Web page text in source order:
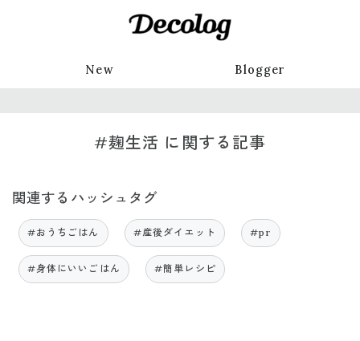
New Blogger
#麹生活 に関する記事
関連するハッシュタグ
#おうちごはん #産後ダイエット #pr
#身体にいいごはん #簡単レシピ